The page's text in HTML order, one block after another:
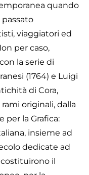
quando
viaggiatori ed
per caso,
la serie di
(1764) e Luigi
di Cora,
originali, dalla
per la Grafica:
insieme ad
dedicate ad
il